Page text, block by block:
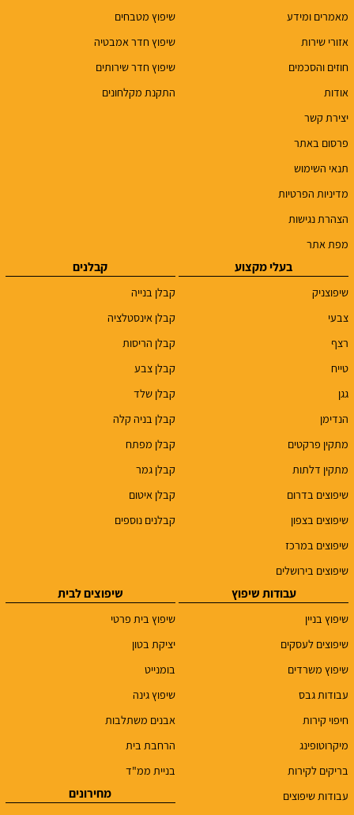
מאמרים ומידע
אזורי שירות
חוזים והסכמים
אודות
יצירת קשר
פרסום באתר
תנאי השימוש
מדיניות הפרטיות
הצהרת נגישות
מפת אתר
שיפוץ מטבחים
שיפוץ חדר אמבטיה
שיפוץ חדר שירותים
התקנת מקלחונים
בעלי מקצוע
שיפוצניק
צבעי
רצף
טייח
גגן
הנדימן
מתקין פרקטים
מתקין דלתות
שיפוצים בדרום
שיפוצים בצפון
שיפוצים במרכז
שיפוצים בירושלים
קבלנים
קבלן בנייה
קבלן אינסטלציה
קבלן הריסות
קבלן צבע
קבלן שלד
קבלן בניה קלה
קבלן מפתח
קבלן גמר
קבלן איטום
קבלנים נוספים
עבודות שיפוץ
שיפוץ בניין
שיפוצים לעסקים
שיפוץ משרדים
עבודות גבס
חיפוי קירות
מיקרוטופינג
בריקים לקירות
עבודות שיפוצים
שיפוצים לבית
שיפוץ בית פרטי
יציקת בטון
בומנייט
שיפוץ גינה
אבנים משתלבות
הרחבת בית
בניית ממ"ד
מחירונים